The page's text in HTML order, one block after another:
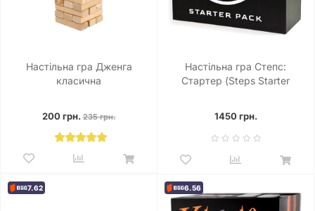
Настільна гра Дженга
класична
200 грн. 235 грн.
Настільна гра Степс:
Стартер (Steps Starter
1450 грн.
7.62 6.56